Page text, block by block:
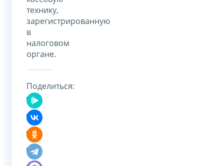
технику,
зарегистрированную
в
налоговом
органе.
Поделиться: